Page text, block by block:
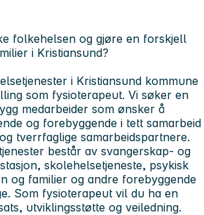
folkehelsen og gjøre en forskjell
i Kristiansund?
i Kristiansund kommune
som fysioterapeut. Vi søker en
medarbeider som ønsker å
og forebyggende i tett samarbeid
tverrfaglige samarbeidspartnere.
består av svangerskap- og
skolehelsetjeneste, psykisk
og familier og andre forebyggende
Som fysioterapeut vil du ha en
utviklingsstøtte og veiledning.